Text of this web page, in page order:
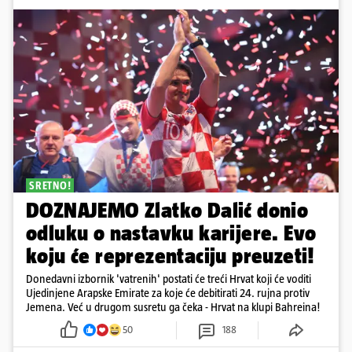
SRETNO!
DOZNAJEMO Zlatko Dalić donio
odluku o nastavku karijere. Evo
koju će reprezentaciju preuzeti!
Donedavni izbornik 'vatrenih' postati će treći Hrvat koji će voditi
Ujedinjene Arapske Emirate za koje će debitirati 24. rujna protiv
Jemena. Već u drugom susretu ga čeka - Hrvat na klupi Bahreina!
50 188